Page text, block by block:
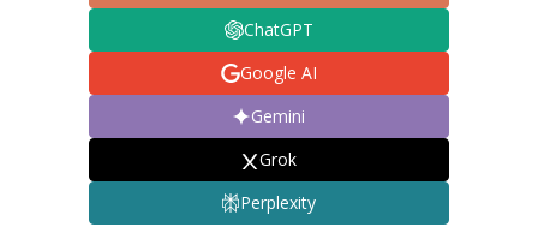
ChatGPT
Google AI
Gemini
Grok
Perplexity